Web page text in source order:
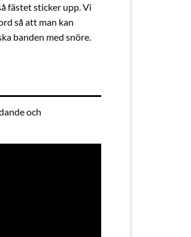
fästet sticker upp. Vi
så att man kan
banden med snöre.
och